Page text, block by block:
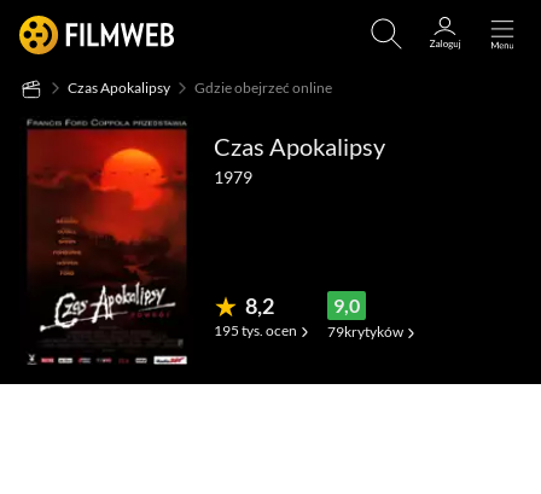
Czas Apokalipsy Gdzie obejrzeć online
Czas Apokalipsy
1979
8,2
195 tys. ocen
9,0
79krytyków